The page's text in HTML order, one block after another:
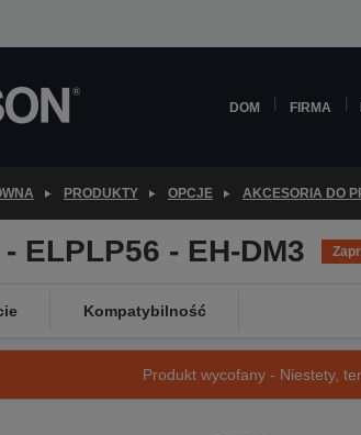
DOM FIRMA
PRODUKTY OPCJE AKCESORIA DO
ELPLP56 - EH-DM3
Kompatybilność
Produkt wycofany - Niestety,